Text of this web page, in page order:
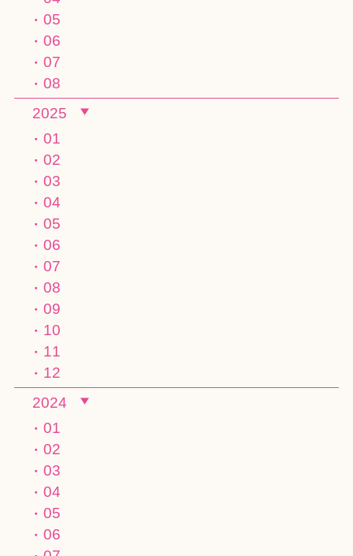
05
06
07
08
2025
01
02
03
04
05
06
07
08
09
10
11
12
2024
01
02
03
04
05
06